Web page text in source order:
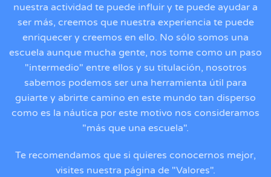
nuestra actividad te puede influir y te puede ayudar a
ser más, creemos que nuestra experiencia te puede
enriquecer y creemos en ello. No sólo somos una
escuela aunque mucha gente, nos tome como un paso
"intermedio" entre ellos y su titulación, nosotros
sabemos podemos ser una herramienta útil para
guiarte y abrirte camino en este mundo tan disperso
como es la náutica por este motivo nos consideramos
"más que una escuela".
Te recomendamos que si quieres conocernos mejor,
visites nuestra página de "Valores".